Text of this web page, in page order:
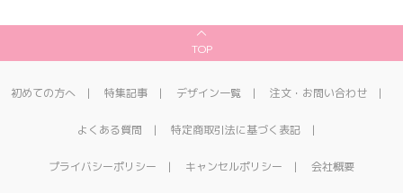
TOP
初めての方へ 特集記事 デザイン一覧 注文・お問い合わせ
よくある質問 特定商取引法に基づく表記
プライバシーポリシー キャンセルポリシー 会社概要